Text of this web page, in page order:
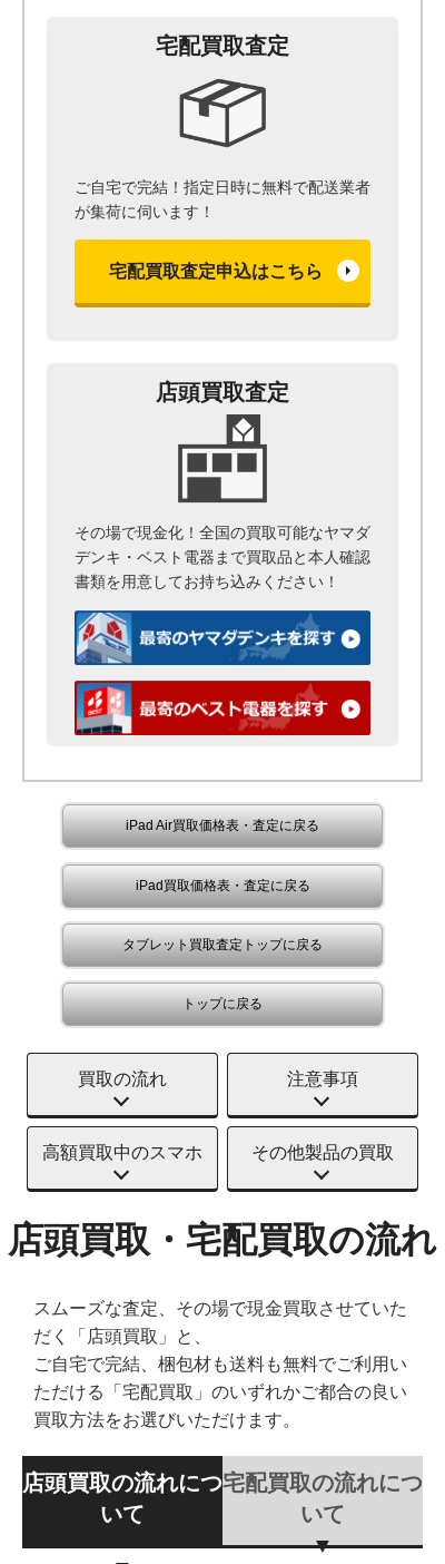
宅配買取査定
ご自宅で完結！指定日時に無料で配送業者
が集荷に伺います！
宅配買取査定申込はこちら
店頭買取査定
その場で現金化！全国の買取可能なヤマダ
デンキ・ベスト電器まで買取品と本人確認
書類を用意してお持ち込みください！
iPad Air買取価格表・査定に戻る
iPad買取価格表・査定に戻る
タブレット買取査定トップに戻る
トップに戻る
買取の流れ 注意事項
高額買取中のスマホ その他製品の買取
店頭買取・宅配買取の流れ
スムーズな査定、その場で現金買取させていた
だく「店頭買取」と、
ご自宅で完結、梱包材も送料も無料でご利用い
ただける「宅配買取」のいずれかご都合の良い
買取方法をお選びいただけます。
店頭買取の流れにつ
いて
宅配買取の流れにつ
いて